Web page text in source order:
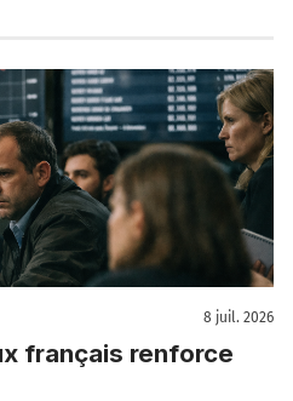
8 juil. 2026
français renforce